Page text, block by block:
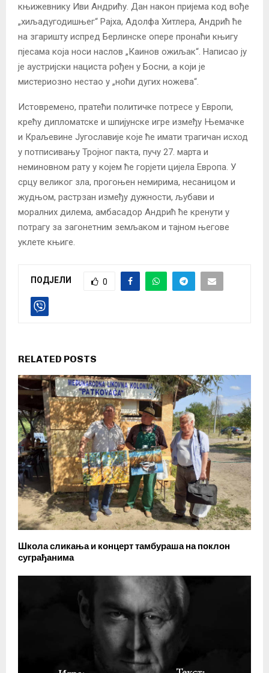
књижевнику Иви Андрићу. Дан након пријема код вође
„хиљадугодишњег“ Рајха, Адолфа Хитлера, Андрић ће
на згаришту испред Берлинске опере пронаћи књигу
пјесама која носи наслов „Каинов ожиљак“. Написао ју
је аустријски нациста рођен у Босни, а који је
мистериозно нестао у „ноћи дугих ножева“.
Истовремено, пратећи политичке потресе у Европи,
крећу дипломатске и шпијунске игре између Њемачке
и Краљевине Југославије које ће имати трагичан исход
у потписивању Тројног пакта, пучу 27. марта и
неминовном рату у којем ће горјети цијела Европа. У
срцу великог зла, прогоњен немирима, несаницом и
жудњом, растрзан између дужности, љубави и
моралних дилема, амбасадор Андрић ће кренути у
потрагу за загонетним земљаком и тајном његове
уклете књиге.
ПОДЈЕЛИ 0
RELATED POSTS
Школа сликања и концерт тамбураша на поклон
суграђанима